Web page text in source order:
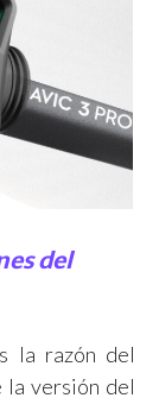
del
la razón del
versión del